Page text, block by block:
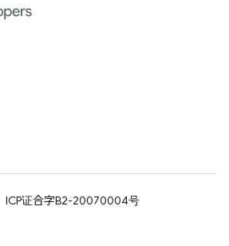
ICP证合字B2-20070004号